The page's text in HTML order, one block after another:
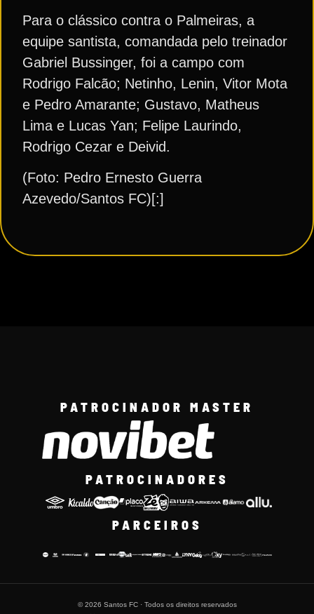
Para o clássico contra o Palmeiras, a
equipe santista, comandada pelo treinador
Gabriel Bussinger, foi a campo com
Rodrigo Falcão; Netinho, Lenin, Vitor Mota
e Pedro Amarante; Gustavo, Matheus
Lima e Lucas Yan; Felipe Laurindo,
Rodrigo Cezar e Deivid.
(Foto: Pedro Ernesto Guerra
Azevedo/Santos FC)[:]
PATROCINADOR MASTER
PATROCINADORES
PARCEIROS
© 2026 Santos FC · Todos os direitos reservados